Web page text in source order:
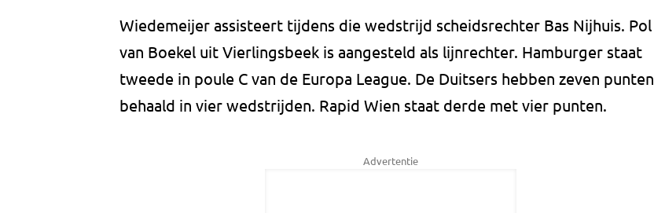
Wiedemeijer assisteert tijdens die wedstrijd scheidsrechter Bas Nijhuis. Pol
van Boekel uit Vierlingsbeek is aangesteld als lijnrechter. Hamburger staat
tweede in poule C van de Europa League. De Duitsers hebben zeven punten
behaald in vier wedstrijden. Rapid Wien staat derde met vier punten.
Advertentie